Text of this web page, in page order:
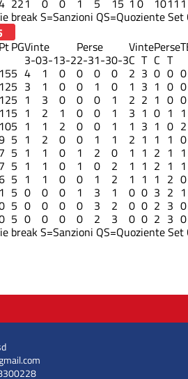
breakS=Sanzioni QS=Quoziente Set
PtPGVinte Perse VintePerse
3-03-13-22-31-30-3C T C T
155 4 1 0 0 0 0 2 3 0 0 0
125 3 1 0 0 1 0 1 3 1 0 0
125 1 3 0 0 0 1 2 2 1 0 0
115 1 2 1 0 0 1 3 1 0 1 1
105 1 1 2 0 0 1 1 3 1 0 2
5 1 2 0 0 1 1 2 1 1 1 0
7 5 1 1 0 1 2 0 1 1 2 1 1
7 5 1 1 0 1 0 2 1 1 2 1 1
5 1 1 0 0 1 2 1 1 1 2 0
1 5 0 0 0 1 3 1 0 0 3 2 1
5 0 0 0 0 3 2 0 0 2 3 0
5 0 0 0 0 2 3 0 0 2 3 0
breakS=Sanzioni QS=Quoziente Set